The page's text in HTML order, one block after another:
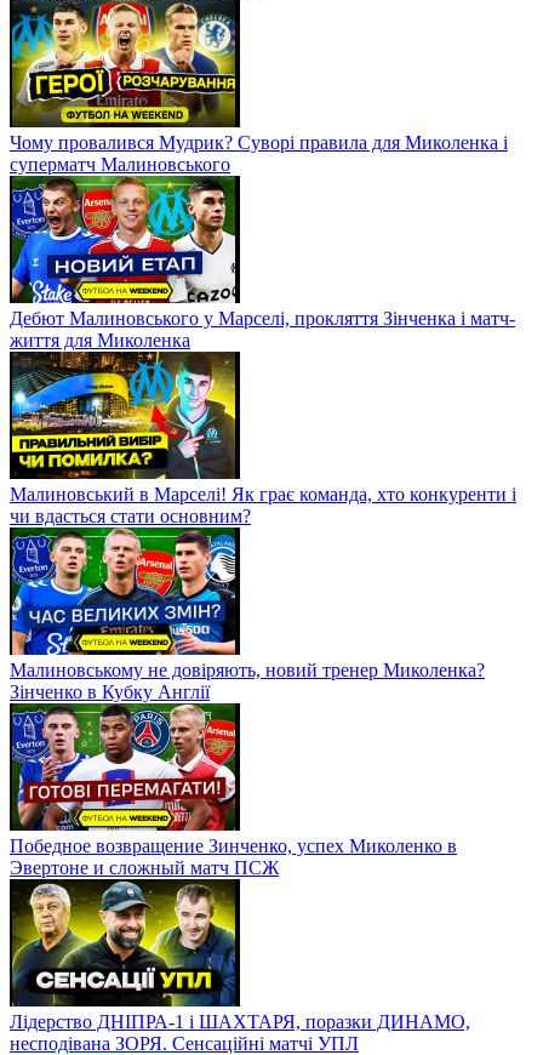
Чому провалився Мудрик? Суворі правила для Миколенка і
суперматч Малиновського
Дебют Малиновського у Марселі, прокляття Зінченка і матч-
життя для Миколенка
Малиновський в Марселі! Як грає команда, хто конкуренти і
чи вдасться стати основним?
Малиновському не довіряють, новий тренер Миколенка?
Зінченко в Кубку Англії
Победное возвращение Зинченко, успех Миколенко в
Эвертоне и сложный матч ПСЖ
Лідерство ДНІПРА-1 і ШАХТАРЯ, поразки ДИНАМО,
несподівана ЗОРЯ. Сенсаційні матчі УПЛ